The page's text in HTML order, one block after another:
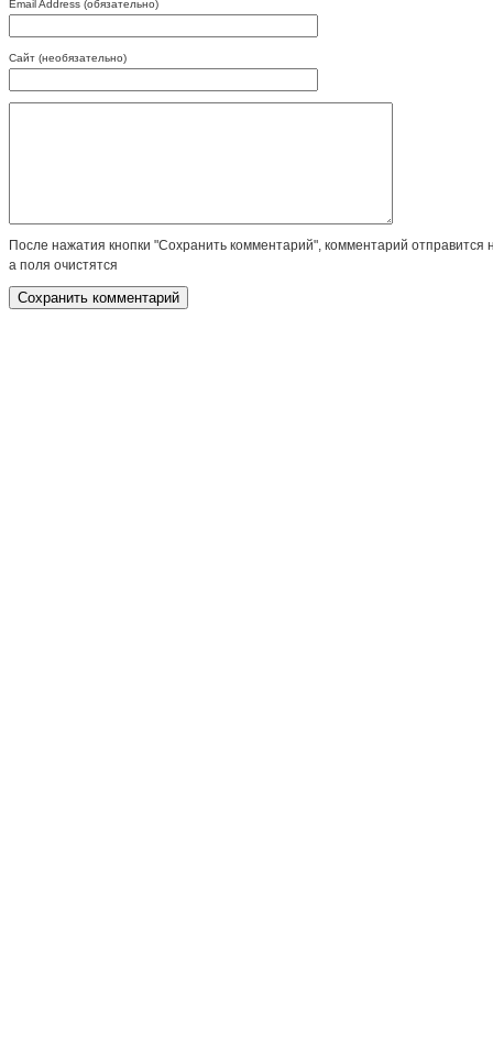
Email Address (обязательно)
Сайт (необязательно)
После нажатия кнопки "Сохранить комментарий", комментарий отправится
а поля очистятся